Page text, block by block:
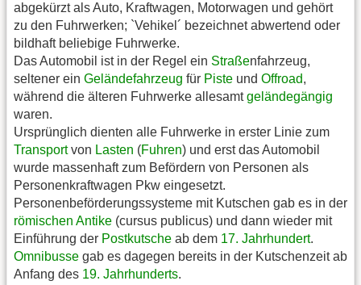
abgekürzt als Auto, Kraftwagen, Motorwagen und gehört
zu den Fuhrwerken; `Vehikel´ bezeichnet abwertend oder
bildhaft beliebige Fuhrwerke.
Das Automobil ist in der Regel ein Straßenfahrzeug,
seltener ein Geländefahrzeug für Piste und Offroad,
während die älteren Fuhrwerke allesamtgeländegängig
waren.
Ursprünglich dienten alle Fuhrwerke in erster Linie zum
Transportvon Lasten (Fuhren) und erst das Automobil
wurde massenhaft zum Befördern von Personen als
Personenkraftwagen Pkw eingesetzt.
Personenbeförderungssysteme mit Kutschen gab es in der
römischen Antike (cursus publicus) und dann wieder mit
Einführung der Postkutsche ab dem 17. Jahrhundert.
Omnibusse gab es dagegen bereits in der Kutschenzeit ab
Anfang des 19. Jahrhunderts.